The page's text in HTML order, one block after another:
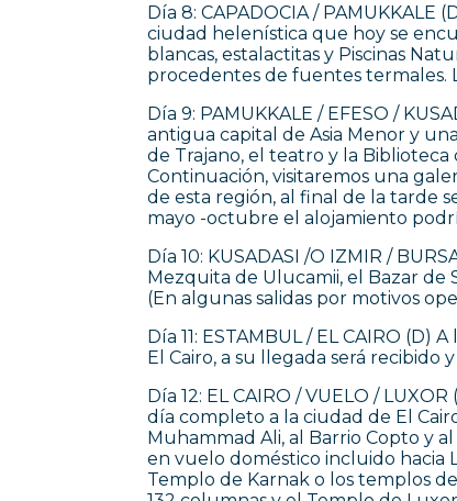
Día 8: CAPADOCIA /
ciudad helenística que hoy se
blancas, estalactitas y Piscinas
procedentes de fuentes termales.
Día 9: PAMUKKALE / EFESO /
antigua capital de Asia Menor y
de Trajano, el teatro y la Biblioteca
Continuación, visitaremos una
de esta región, al final de la tarde
mayo -octubre el alojamiento
Día 10: KUSADASI /O IZMIR /
Mezquita de Ulucamii, el Bazar de
(En algunas salidas por motivos
Día 11: ESTAMBUL / EL CAIRO
El Cairo, a su llegada será
Día 12: EL CAIRO / VUELO /
día completo a la ciudad de El
Muhammad Ali, al Barrio Copto y
en vuelo doméstico incluido hacia
Templo de Karnak o los templos